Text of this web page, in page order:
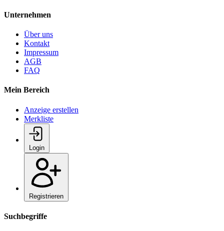
Unternehmen
Über uns
Kontakt
Impressum
AGB
FAQ
Mein Bereich
Anzeige erstellen
Merkliste
Login
Registrieren
Suchbegriffe